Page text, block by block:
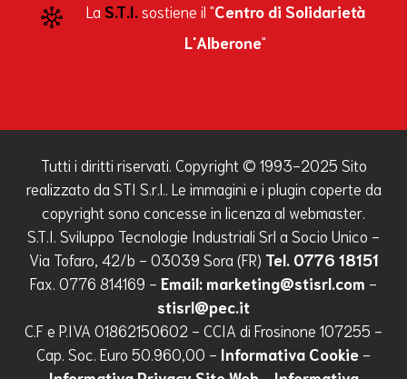
La S.T.I. sostiene il "Centro di Solidarietà
L'Alberone"
Tutti i diritti riservati. Copyright © 1993-2025 Sito
realizzato da STI S.r.l.. Le immagini e i plugin coperte da
copyright sono concesse in licenza al webmaster.
S.T.I. Sviluppo Tecnologie Industriali Srl a Socio Unico -
Via Tofaro, 42/b - 03039 Sora (FR) Tel. 0776 18151
Fax. 0776 814169 - Email: marketing@stisrl.com -
stisrl@pec.it
C.F e P.IVA 01862150602 - CCIA di Frosinone 107255 -
Cap. Soc. Euro 50.960,00 - Informativa Cookie -